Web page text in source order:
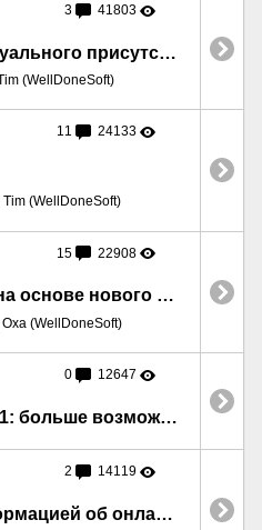
3 41803
BFproxy - сервис виртуального присутствия
(WellDoneSoft)
11 24133
(WellDoneSoft)
15 22908
MarketFeeder Pro 8.0 - на основе нового API-NG
(WellDoneSoft)
0 12647
MarketFeeder Pro 8.9.2.1: больше возможностей в датчинге
2 14119
Telegram-канал с информацией об онлайн-ставках и наших продуктах